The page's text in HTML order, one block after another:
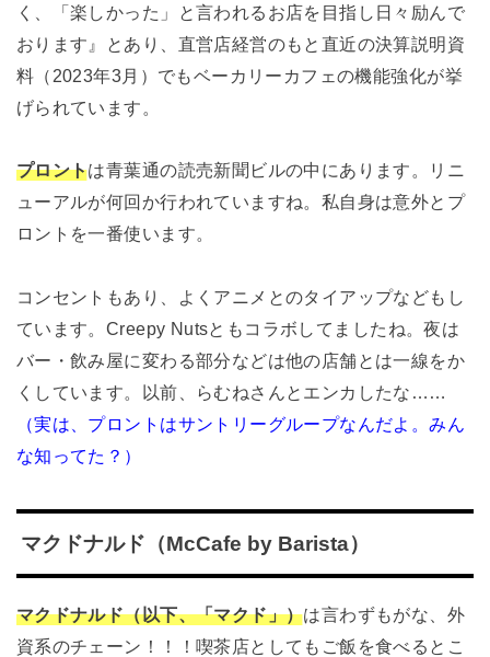
く、「楽しかった」と言われるお店を目指し日々励んで
おります』とあり、直営店経営のもと直近の決算説明資
料（2023年3月）でもベーカリーカフェの機能強化が挙
げられています。
プロントは青葉通の読売新聞ビルの中にあります。リニ
ューアルが何回か行われていますね。私自身は意外とプ
ロントを一番使います。
コンセントもあり、よくアニメとのタイアップなどもし
ています。Creepy Nutsともコラボしてましたね。夜は
バー・飲み屋に変わる部分などは他の店舗とは一線をか
くしています。以前、らむねさんとエンカしたな……
（実は、プロントはサントリーグループなんだよ。みん
な知ってた？）
マクドナルド（McCafe by Barista）
マクドナルド（以下、「マクド」）は言わずもがな、外
資系のチェーン！！！喫茶店としてもご飯を食べるとこ